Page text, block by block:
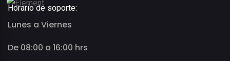
Horario de soporte:
Lunes a Viernes
De 08:00 a 16:00 hrs